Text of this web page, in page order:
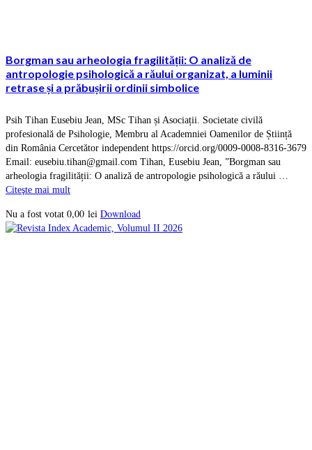
Borgman sau arheologia fragilității: O analiză de
antropologie psihologică a răului organizat, a luminii
retrase și a prăbușirii ordinii simbolice
Psih Tihan Eusebiu Jean, MSc Tihan și Asociații. Societate civilă
profesională de Psihologie, Membru al Academniei Oamenilor de Știință
din România Cercetător independent https://orcid.org/0009-0008-8316-3679
Email: eusebiu.tihan@gmail.com Tihan, Eusebiu Jean, ”Borgman sau
arheologia fragilității: O analiză de antropologie psihologică a răului …
Citeşte mai mult
Nu a fost votat 0,00 lei Download